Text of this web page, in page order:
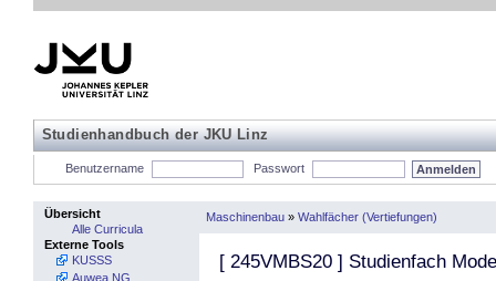
Studienhandbuch der JKU Linz
Benutzername Passwort
Übersicht
Alle Curricula
Externe Tools
KUSSS
Auwea NG
Maschinenbau » Wahlfächer (Vertiefungen)
[ 245VMBS20 ] Studienfach